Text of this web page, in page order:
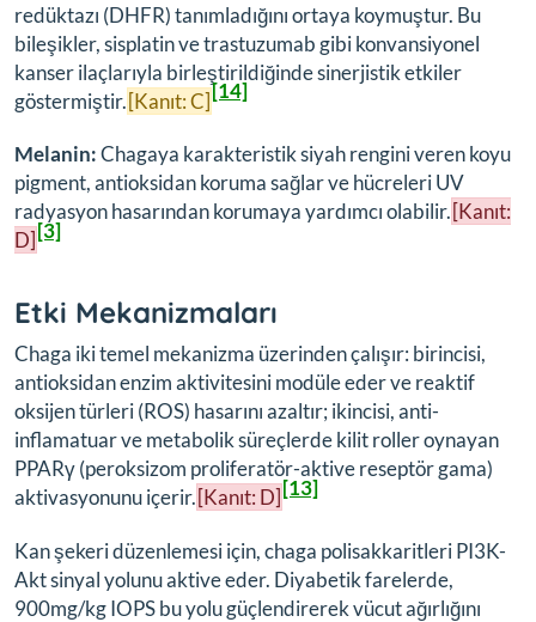
redüktazı (DHFR) tanımladığını ortaya koymuştur. Bu
bileşikler, sisplatin ve trastuzumab gibi konvansiyonel
kanser ilaçlarıyla birleştirildiğinde sinerjistik etkiler
göstermiştir.[Kanıt: C][14]
Melanin:Chagaya karakteristik siyah rengini veren koyu
pigment, antioksidan koruma sağlar ve hücreleri UV
radyasyon hasarından korumaya yardımcı olabilir.[Kanıt:
D][3]
Etki Mekanizmaları
Chaga iki temel mekanizma üzerinden çalışır: birincisi,
antioksidan enzim aktivitesini modüle eder ve reaktif
oksijen türleri (ROS) hasarını azaltır; ikincisi, anti-
inflamatuar ve metabolik süreçlerde kilit roller oynayan
PPARγ (peroksizom proliferatör-aktive reseptör gama)
aktivasyonunu içerir.[Kanıt: D][13]
Kan şekeri düzenlemesi için, chaga polisakkaritleri PI3K-
Akt sinyal yolunu aktive eder. Diyabetik farelerde,
900mg/kg IOPS bu yolu güçlendirerek vücut ağırlığını